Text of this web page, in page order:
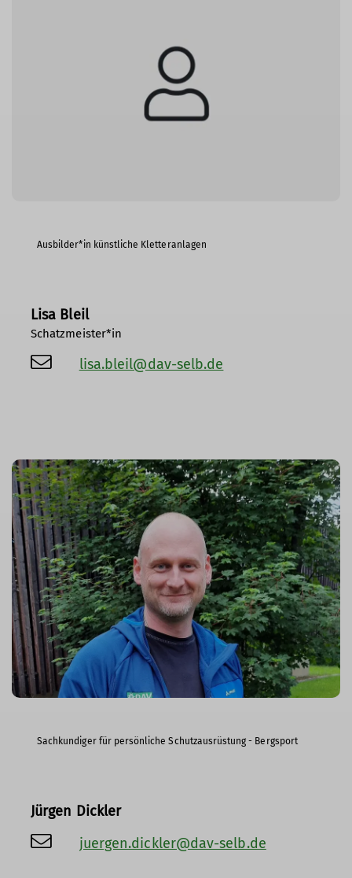
Ausbilder*in künstliche Kletteranlagen
Lisa Bleil
Schatzmeister*in
lisa.bleil@dav-selb.de
Sachkundiger für persönliche Schutzausrüstung - Bergsport
Jürgen Dickler
juergen.dickler@dav-selb.de